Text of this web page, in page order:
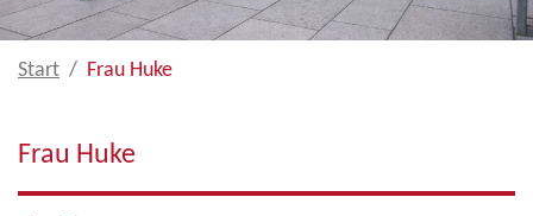
Start Frau Huke
Frau Huke